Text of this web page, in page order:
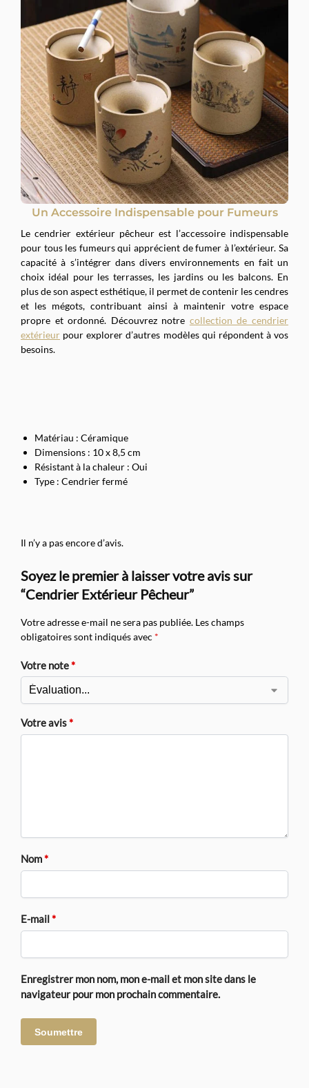
Un Accessoire Indispensable pour Fumeurs
Le cendrier extérieur pêcheur est l’accessoire indispensable
pour tous les fumeurs qui apprécient de fumer à l’extérieur. Sa
capacité à s’intégrer dans divers environnements en fait un
choix idéal pour les terrasses, les jardins ou les balcons. En
plus de son aspect esthétique, il permet de contenir les cendres
et les mégots, contribuant ainsi à maintenir votre espace
propre et ordonné. Découvrez notre collection de cendrier
extérieur pour explorer d’autres modèles qui répondent à vos
besoins.
Matériau : Céramique
Dimensions : 10 x 8,5 cm
Résistant à la chaleur : Oui
Type : Cendrier fermé
Il n’y a pas encore d’avis.
Soyez le premier à laisser votre avis sur
“Cendrier Extérieur Pêcheur”
Votre adresse e-mail ne sera pas publiée. Les champs
obligatoires sont indiqués avec *
Votre note*
Votre avis*
Nom*
E-mail*
Enregistrer mon nom, mon e-mail et mon site dans le
navigateur pour mon prochain commentaire.